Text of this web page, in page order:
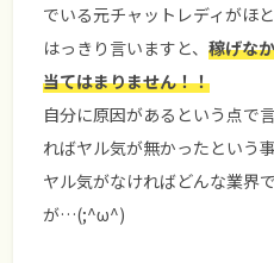
でいる元チャットレディがほと
はっきり言いますと、稼げな
当てはまりません！！
自分に原因があるという点で
ればヤル気が無かったという
ヤル気がなければどんな業界
が…(;^ω^)